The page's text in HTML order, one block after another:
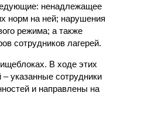
ненадлежащее
норм на ней; нарушения
режима; а также
сотрудников лагерей.
В ходе этих
указанные сотрудники
и направлены на